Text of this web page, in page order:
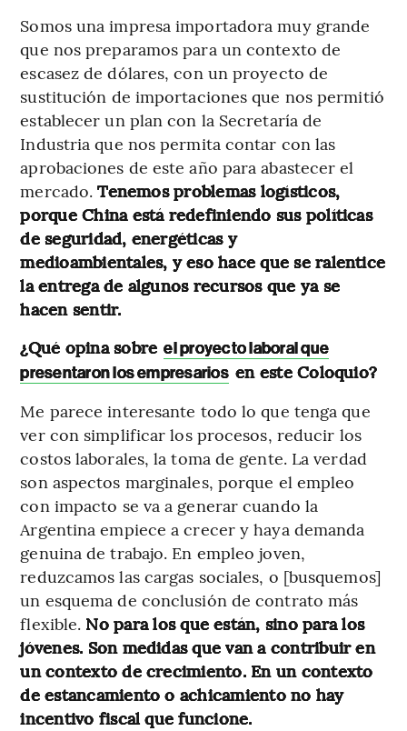
Somos una impresa importadora muy grande
que nos preparamos para un contexto de
escasez de dólares, con un proyecto de
sustitución de importaciones que nos permitió
establecer un plan con la Secretaría de
Industria que nos permita contar con las
aprobaciones de este año para abastecer el
mercado.Tenemos problemas logísticos,
porque China está redefiniendo sus políticas
de seguridad, energéticas y
medioambientales, y eso hace que se ralentice
la entrega de algunos recursos que ya se
hacen sentir.
¿Qué opina sobre el proyecto laboral que
presentaron los empresarios en este Coloquio?
Me parece interesante todo lo que tenga que
ver con simplificar los procesos, reducir los
costos laborales, la toma de gente. La verdad
son aspectos marginales, porque el empleo
con impacto se va a generar cuando la
Argentina empiece a crecer y haya demanda
genuina de trabajo. En empleo joven,
reduzcamos las cargas sociales, o [busquemos]
un esquema de conclusión de contrato más
flexible. No para los que están, sino para los
jóvenes. Son medidas que van a contribuir en
un contexto de crecimiento. En un contexto
de estancamiento o achicamiento no hay
incentivo fiscal que funcione.